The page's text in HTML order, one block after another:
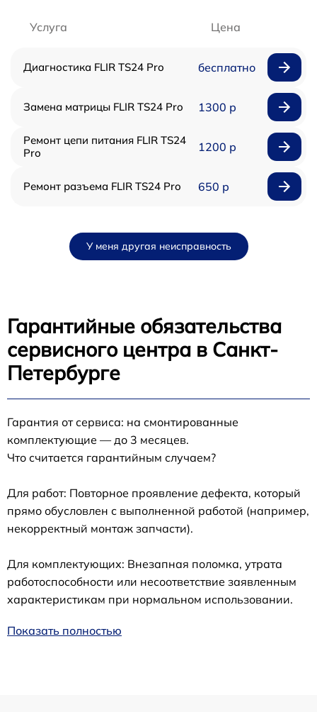
Услуга Цена
Диагностика FLIR TS24 Pro бесплатно
Замена матрицы FLIR TS24 Pro 1300 р
Ремонт цепи питания FLIR TS24
Pro
1200 р
Ремонт разъема FLIR TS24 Pro 650 р
У меня другая неисправность
Гарантийные обязательства
сервисного центра в Санкт-
Петербурге
Гарантия от сервиса: на смонтированные
комплектующие — до 3 месяцев.
Что считается гарантийным случаем?
Для работ: Повторное проявление дефекта, который
прямо обусловлен с выполненной работой (например,
некорректный монтаж запчасти).
Для комплектующих: Внезапная поломка, утрата
работоспособности или несоответствие заявленным
характеристикам при нормальном использовании.
Показать полностью